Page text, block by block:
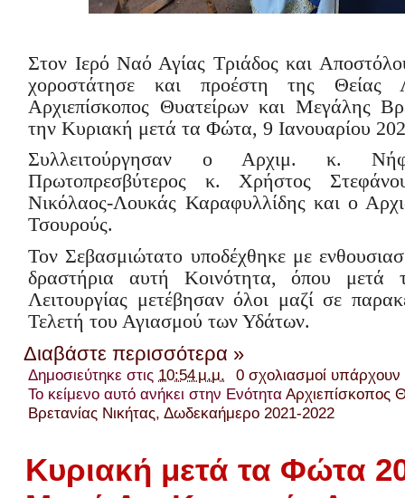
Στον Ιερό Ναό Αγίας Τριάδος και
χοροστάτησε και προέστη της Θείας
Αρχιεπίσκοπος Θυατείρων και Μεγάλης
την Κυριακή μετά τα Φώτα, 9 Ιανουαρίου
Συλλειτούργησαν ο Αρχιμ. κ.
Πρωτοπρεσβύτερος κ. Χρήστος
Νικόλαος-Λουκάς Καραφυλλίδης και ο
Τσουρούς.
Τον Σεβασμιώτατο υποδέχθηκε με
δραστήρια αυτή Κοινότητα, όπου μετά
Λειτουργίας μετέβησαν όλοι μαζί σε
Τελετή του Αγιασμού των Υδάτων.
Διαβάστε περισσότερα »
Δημοσιεύτηκε στις 10:54 μ.μ.
0 σχολιασμοί
Το κείμενο αυτό ανήκει στην ΕνότηταΑρχιεπίσκοπος
Βρετανίας Νικήτας,Δωδεκαήμερο 2021-2022
Κυριακή μετά τα Φώτα